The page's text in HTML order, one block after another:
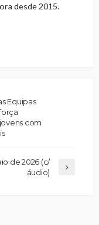
desde 2015.
Equipas
com
de 2026 (c/
áudio)